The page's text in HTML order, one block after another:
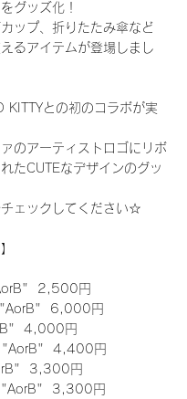
グッズ化！
ップ、折りたたみ傘など
るアイテムが登場しまし
KITTYとの初のコラボが実
のアーティストロゴにリボ
たCUTEなデザインのグッ
チェックしてください☆
2,500円
"AorB"  6,000円
4,000円
"AorB"  4,400円
3,300円
"AorB"  3,300円